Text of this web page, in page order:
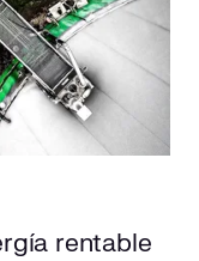
rentable